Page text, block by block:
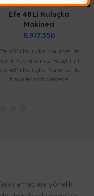
Efe 48 Li Kuluçka
Makinesi
6.917,35₺
48'li Kuluçka Makinesi ile
Kendi Yavrularınızı Yetiştirin!
48'li Kuluçka Makinesi ile
hayallerinizi gerçeğe
amaçlara yönelik